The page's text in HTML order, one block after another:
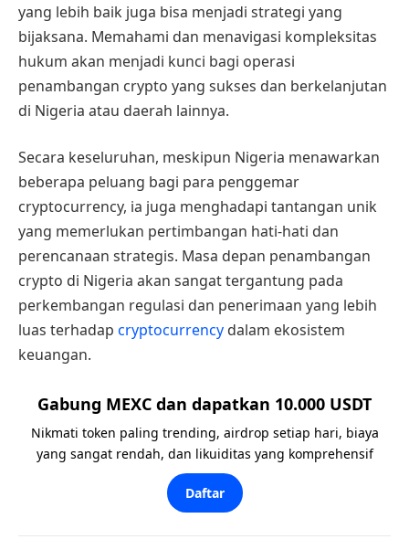
yang lebih baik juga bisa menjadi strategi yang
bijaksana. Memahami dan menavigasi kompleksitas
hukum akan menjadi kunci bagi operasi
penambangan crypto yang sukses dan berkelanjutan
di Nigeria atau daerah lainnya.
Secara keseluruhan, meskipun Nigeria menawarkan
beberapa peluang bagi para penggemar
cryptocurrency, ia juga menghadapi tantangan unik
yang memerlukan pertimbangan hati-hati dan
perencanaan strategis. Masa depan penambangan
crypto di Nigeria akan sangat tergantung pada
perkembangan regulasi dan penerimaan yang lebih
luas terhadap cryptocurrency dalam ekosistem
keuangan.
Gabung MEXC dan dapatkan 10.000 USDT
Nikmati token paling trending, airdrop setiap hari, biaya
yang sangat rendah, dan likuiditas yang komprehensif
Daftar